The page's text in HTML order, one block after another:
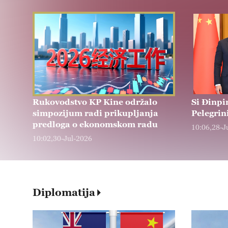
Rukovodstvo KP Kine održalo
simpozijum radi prikupljanja
predloga o ekonomskom radu
10:02,30-Jul-2026
Si
10:06,28-
Diplomatija